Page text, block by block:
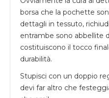
borsa che la pochette
dettagli in tessuto,
entrambe sono abbellite
costituiscono il tocco
durabilità.
Stupisci con un doppio
devi far altro che